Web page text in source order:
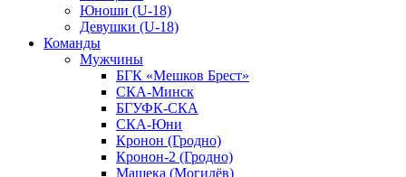
Юноши (U-18)
Девушки (U-18)
Команды
Мужчины
БГК «Мешков Брест»
СКА-Минск
БГУФК-СКА
СКА-Юни
Кронон (Гродно)
Кронон-2 (Гродно)
Машека (Могилёв)